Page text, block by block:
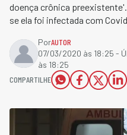
doença crônica
se ela foi infectada com
PorAUTOR
07/03/2020 às 18:25 -
às 18:25
COMPARTILHE